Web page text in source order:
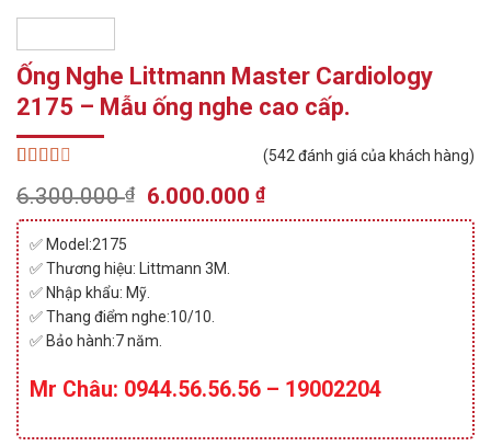
Ống Nghe Littmann Master Cardiology
2175 – Mẫu ống nghe cao cấp.
trên 5
dựa
trên
đánh
giá
(542 đánh giá của khách hàng)
6.300.000₫
Original
price
6.300.000 ₫.
6.000.000₫Current
price
✅ Model:2175
✅ Thương hiệu: Littmann 3M.
✅ Nhập khẩu: Mỹ.
✅ Thang điểm nghe:10/10.
✅ Bảo hành:7 năm.
Mr Châu: 0944.56.56.56 – 19002204